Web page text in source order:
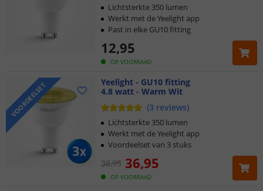
OP VOORRAAD
12,95
Lichtsterkte 350 lumen
Werkt met de Yeelight app
Past in elke GU10 fitting
VOORDEELSET
Yeelight - GU10 fitting
4.8 watt - Warm Wit
(3 reviews)
OP VOORRAAD
38,95 36,95
Lichtsterkte 350 lumen
Werkt met de Yeelight app
Voordeelset van 3 stuks